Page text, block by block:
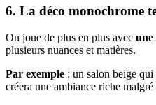
6. La déco monochrome
On joue de plus en plus avec une
plusieurs nuances et matières.
Par exemple : un salon beige
créera une ambiance riche malgré